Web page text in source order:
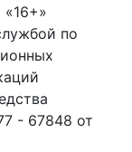
по
- 67848 от